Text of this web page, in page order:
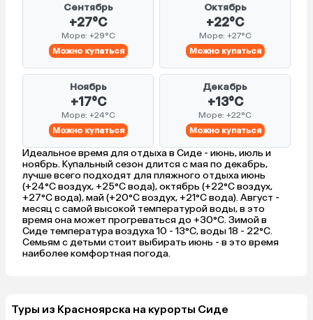
Сентябрь
+27°C
Море: +29°C
Можно купаться
Октябрь
+22°C
Море: +27°C
Можно купаться
Ноябрь
+17°C
Море: +24°C
Можно купаться
Декабрь
+13°C
Море: +22°C
Можно купаться
Идеальное время для отдыха в Сиде - июнь, июль и
ноябрь. Купальный сезон длится с мая по декабрь,
лучше всего подходят для пляжного отдыха июнь
(+24°C воздух, +25°C вода), октябрь (+22°C воздух,
+27°C вода), май (+20°C воздух, +21°C вода). Август -
месяц с самой высокой температурой воды, в это
время она может прогреваться до +30°C. Зимой в
Сиде температура воздуха 10 - 13°C, воды 18 - 22°C.
Семьям с детьми стоит выбирать июнь - в это время
наиболее комфортная погода.
Туры из Красноярска на курорты Сиде